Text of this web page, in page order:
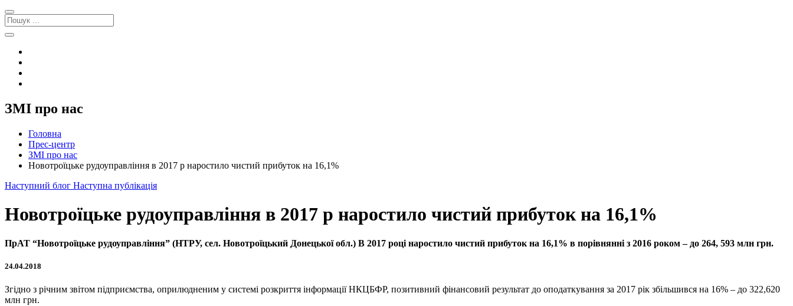
ЗМІ про нас
Головна
Прес-центр
ЗМІ про нас
Новотроїцьке рудоуправління в 2017 р наростило чистий прибуток на 16,1%
Наступний блог Наступна публікація
Новотроїцьке рудоуправління в 2017 р наростило чистий прибуток на 16,1%
ПрАТ “Новотроїцьке рудоуправління” (НТРУ, сел. Новотроїцький Донецької обл.) В 2017 році наростило чистий прибуток на 16,1% в порівнянні з 2016 роком – до 264, 593 млн грн.
24.04.2018
Згідно з річним звітом підприємства, оприлюдненим у системі розкриття інформації НКЦБФР, позитивний фінансовий результат до оподаткування за 2017 рік збільшився на 16% – до 322,620
млн грн.